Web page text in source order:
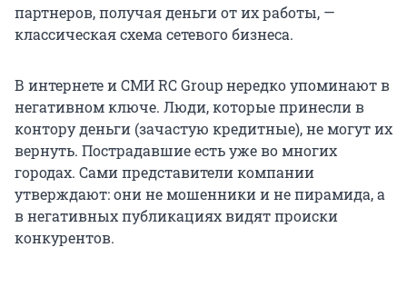
партнеров, получая деньги от их работы, —
классическая схема сетевого бизнеса.
В интернете и СМИ RC Group нередко упоминают в
негативном ключе. Люди, которые принесли в
контору деньги (зачастую кредитные), не могут их
вернуть. Пострадавшие есть уже во многих
городах. Сами представители компании
утверждают: они не мошенники и не пирамида, а
в негативных публикациях видят происки
конкурентов.